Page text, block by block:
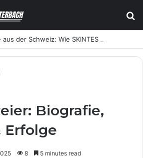
Biografie,
Erfolge
8 5 minutes read